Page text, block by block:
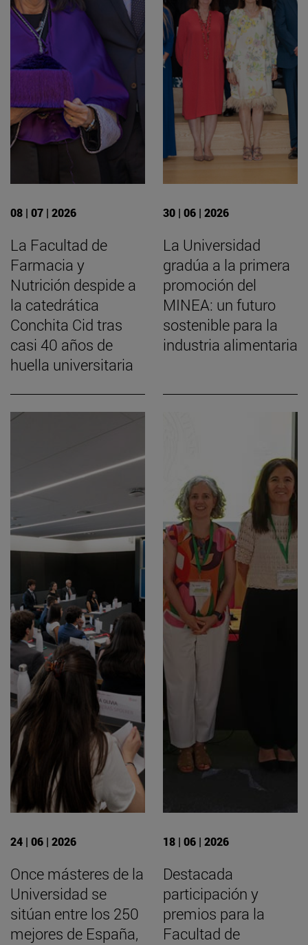
08 | 07 | 2026
La Facultad de
Farmacia y
Nutrición despide a
la catedrática
Conchita Cid tras
casi 40 años de
huella universitaria
30 | 06 | 2026
La Universidad
gradúa a la primera
promoción del
MINEA: un futuro
sostenible para la
industria alimentaria
24 | 06 | 2026
Once másteres de la
Universidad se
sitúan entre los 250
mejores de España,
18 | 06 | 2026
Destacada
participación y
premios para la
Facultad de